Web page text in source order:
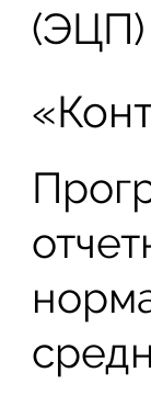
(ЭЦП)